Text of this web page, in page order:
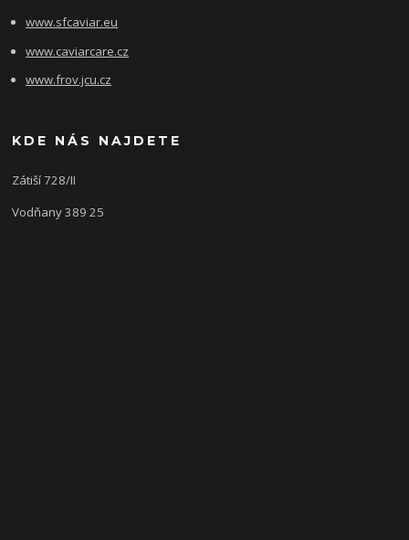
www.sfcaviar.eu
www.caviarcare.cz
www.frov.jcu.cz
KDE NÁS NAJDETE
Zátiší 728/II
Vodňany 389 25